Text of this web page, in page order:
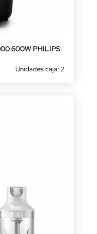
600W PHILIPS
Unidades caja: 2